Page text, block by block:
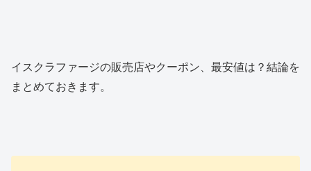
イスクラファージの販売店やクーポン、最安値は？結論を
まとめておきます。